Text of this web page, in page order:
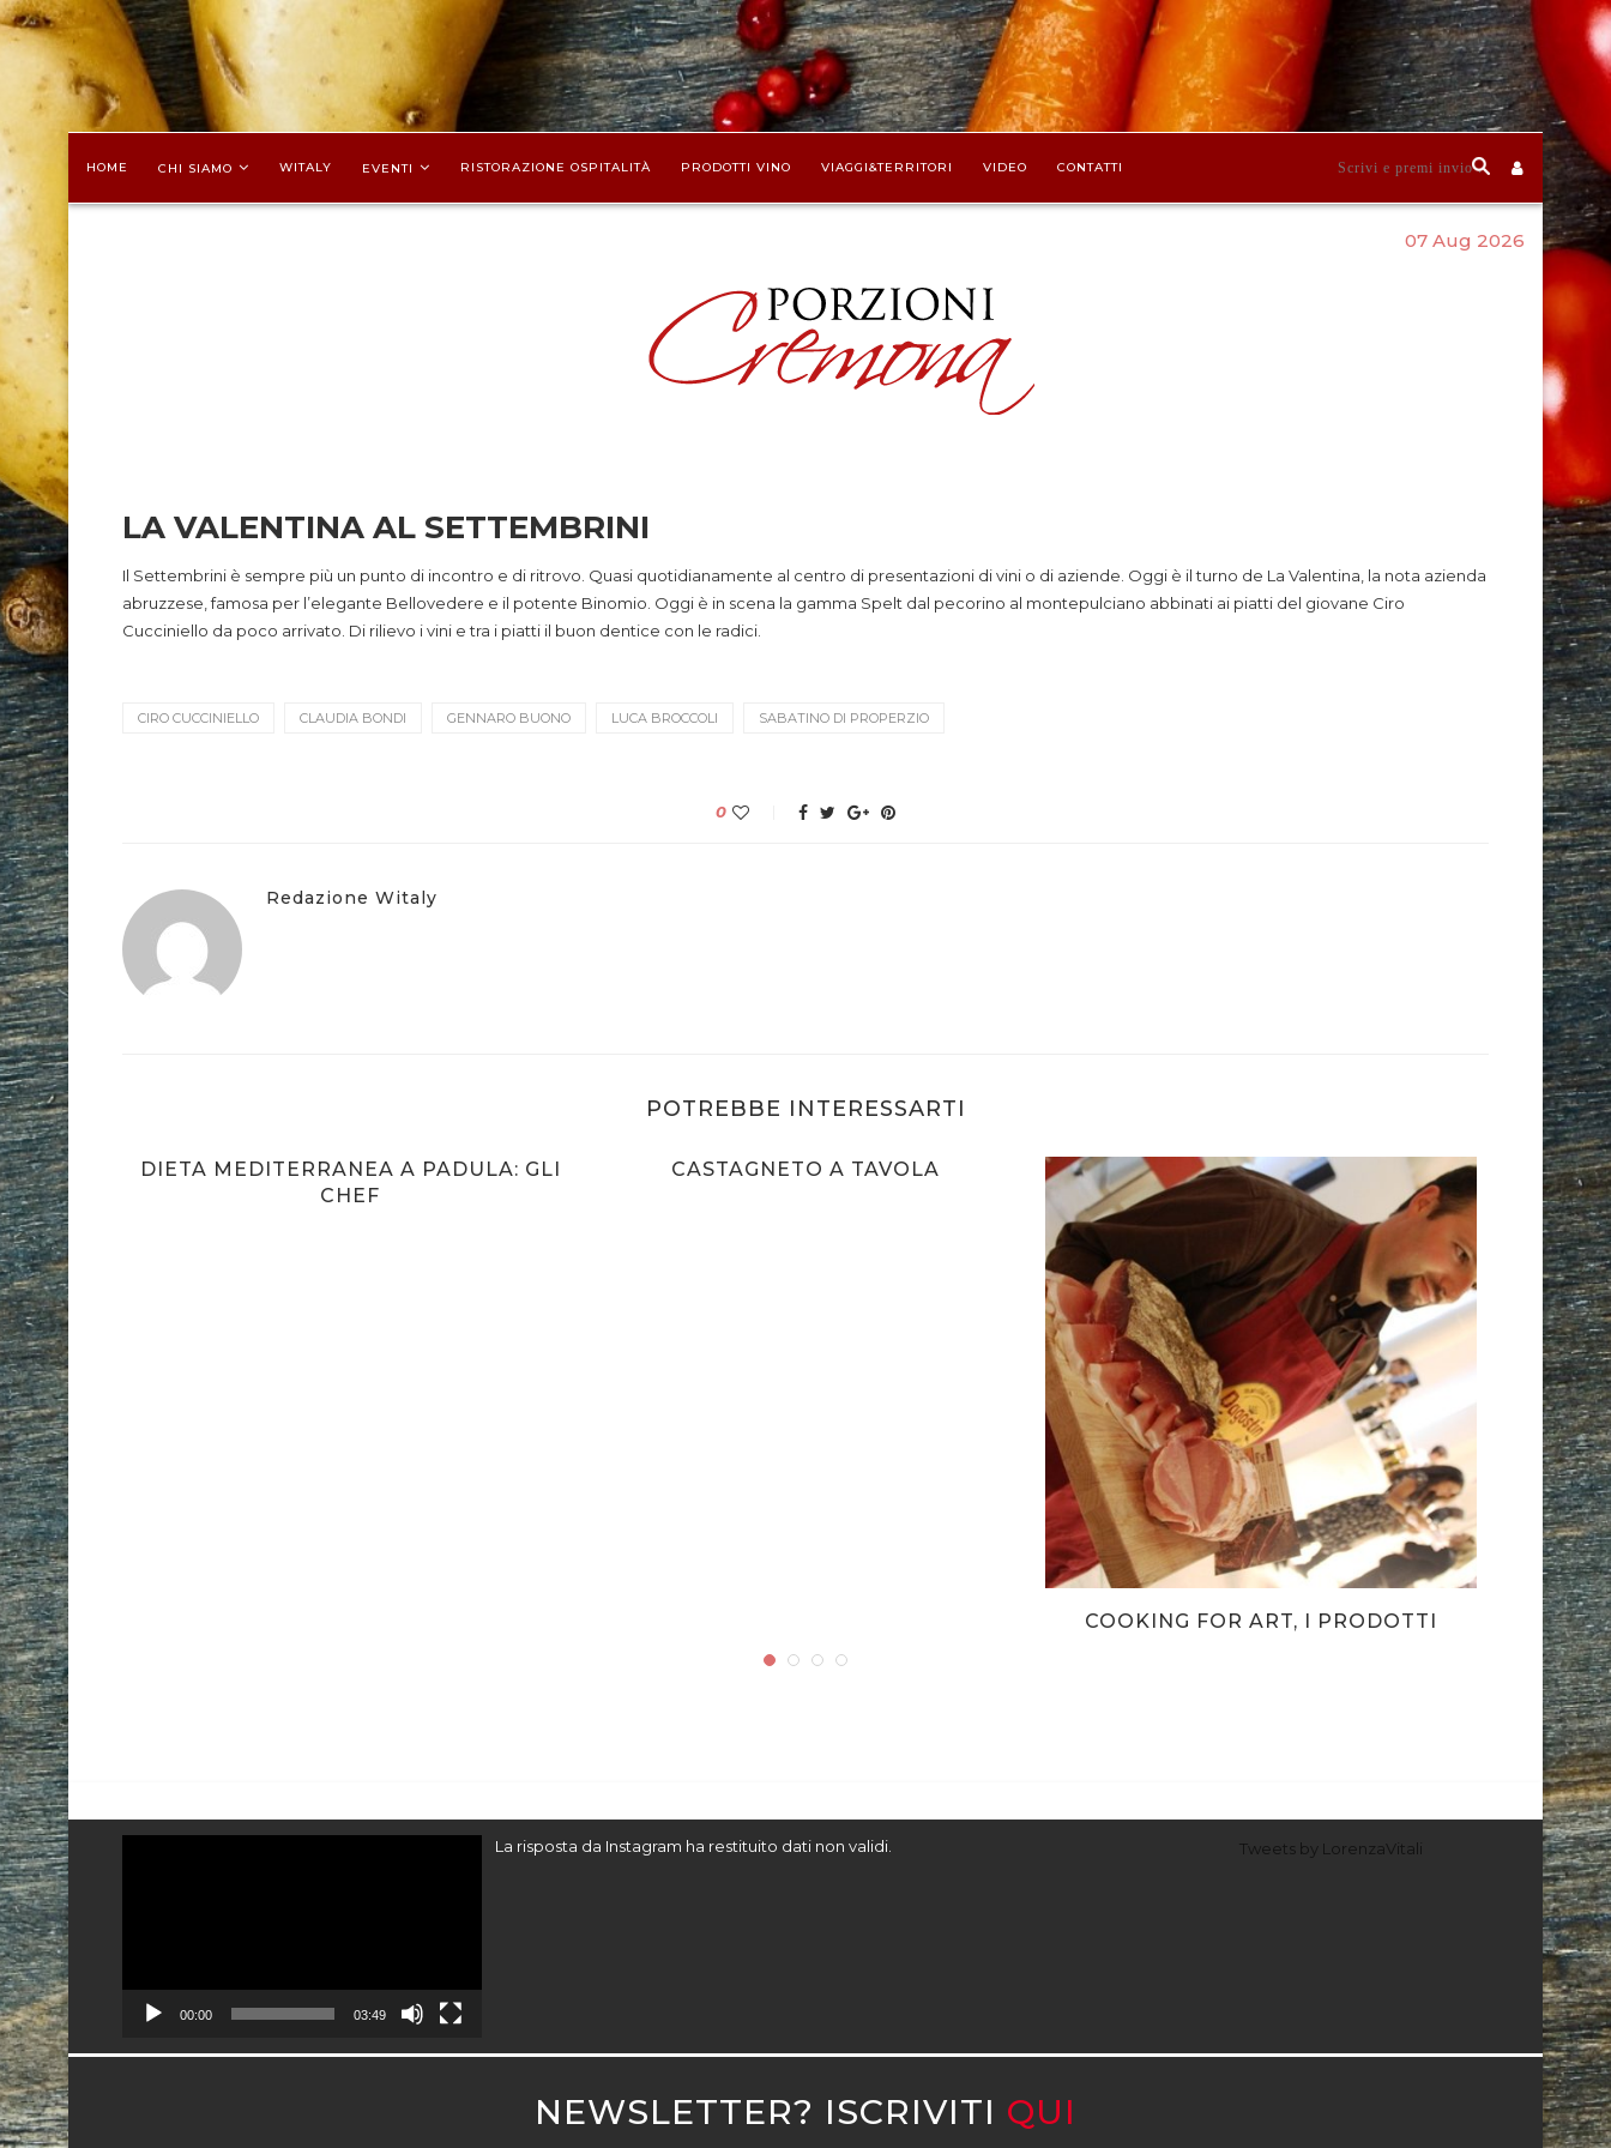
HOME CHI SIAMO WITALY EVENTI RISTORAZIONE OSPITALITÀ PRODOTTI VINO VIAGGI&TERRITORI VIDEO CONTATTI
07 Aug 2026
LA VALENTINA AL SETTEMBRINI
Il Settembrini è sempre più un punto di incontro e di ritrovo. Quasi quotidianamente al centro di presentazioni di vini o di aziende. Oggi è il turno de La Valentina, la nota azienda
abruzzese, famosa per l’elegante Bellovedere e il potente Binomio. Oggi è in scena la gamma Spelt dal pecorino al montepulciano abbinati ai piatti del giovane Ciro
Cucciniello da poco arrivato. Di rilievo i vini e tra i piatti il buon dentice con le radici.
CIRO CUCCINIELLO CLAUDIA BONDI GENNARO BUONO LUCA BROCCOLI SABATINO DI PROPERZIO
0
Redazione Witaly
POTREBBE INTERESSARTI
DIETA MEDITERRANEA A PADULA: GLI
CHEF
CASTAGNETO A TAVOLA
COOKING FOR ART, I PRODOTTI LA
00:00 03:49
La risposta da Instagram ha restituito dati non validi. Tweets by LorenzaVitali
NEWSLETTER? ISCRIVITI QUI